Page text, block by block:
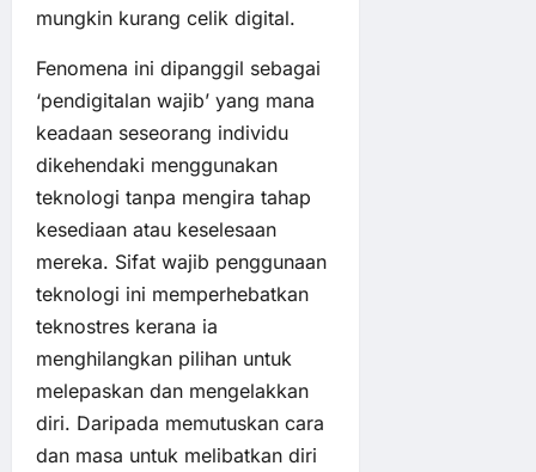
mungkin kurang celik digital.
Fenomena ini dipanggil sebagai
‘pendigitalan wajib’ yang mana
keadaan seseorang individu
dikehendaki menggunakan
teknologi tanpa mengira tahap
kesediaan atau keselesaan
mereka. Sifat wajib penggunaan
teknologi ini memperhebatkan
teknostres kerana ia
menghilangkan pilihan untuk
melepaskan dan mengelakkan
diri. Daripada memutuskan cara
dan masa untuk melibatkan diri